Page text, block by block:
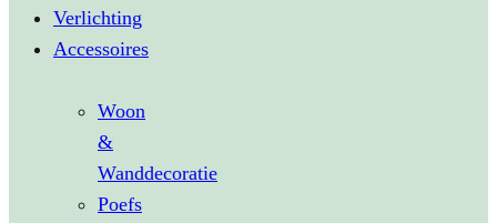
Verlichting
Accessoires
Woon
&
Wanddecoratie
Poefs